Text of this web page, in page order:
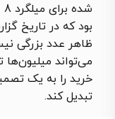
بود که در تاریخ
ظاهر عدد بزرگی
می‌تواند میلیون‌ها
خرید را به یک
تبدیل کند.